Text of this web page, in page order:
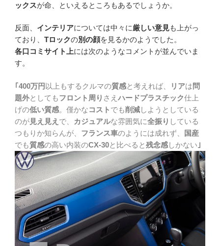
ックスが命、といえるところもあるでしょうか。
反面、 インテリアについては中々に厳しい意見も上がっ
ており、 Tロックの別の顔を見るかのようでした。
各口コミサイト上には次のようなコメントが並んでいま
す。
｢400万円 以上もするクルマの質感と考えれば、 リアは問
題外としてもフロント周り さえ ハードプラスチック仕上
げの低い質感。僅かなコスト でも削減しようとしている
のが見え見え で、 カジュアルな雰囲気に全振り している
つもりか知らんが、 フランス車のようには成れず、
国産
でも質感の高い内装のCX-30と比べると残念感しかない ｣